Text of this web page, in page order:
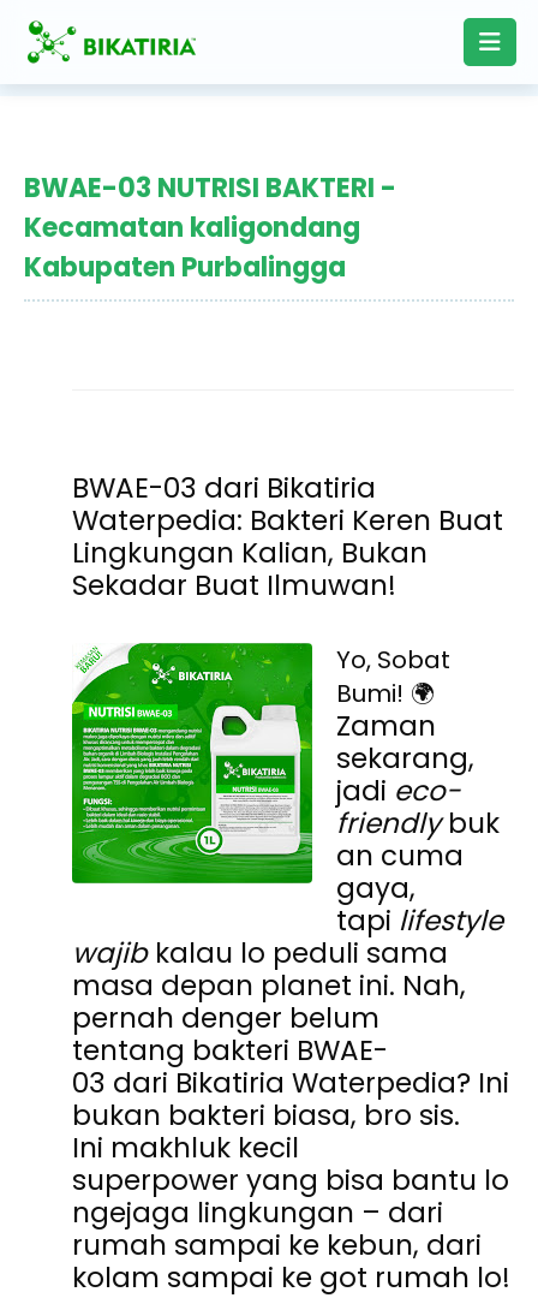
BWAE-03 NUTRISI BAKTERI -
Kecamatan kaligondang
Kabupaten Purbalingga
BWAE-03 dari Bikatiria
Waterpedia: Bakteri Keren Buat
Lingkungan Kalian, Bukan
Sekadar Buat Ilmuwan!
Yo, Sobat
Bumi! 🌍
Zaman
sekarang,
jadi eco-
friendlybuk
an cuma
gaya,
tapi lifestyle
wajibkalau lo peduli sama
masa depan planet ini. Nah,
pernah denger belum
tentang bakteri BWAE-
03 dari Bikatiria Waterpedia? Ini
bukan bakteri biasa, bro sis.
Ini makhluk kecil
superpower yang bisa bantu lo
ngejaga lingkungan – dari
rumah sampai ke kebun, dari
kolam sampai ke got rumah lo!